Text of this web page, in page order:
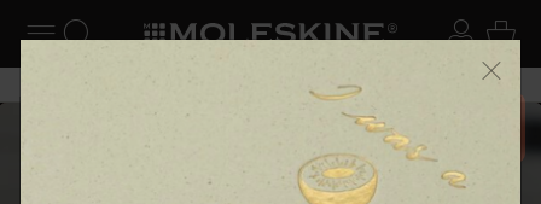
ナビゲーションの切替 ログ
検索 (キーワードなど) カ
6,500円以上のご購入で送料無料 メニ
ーを閉じる